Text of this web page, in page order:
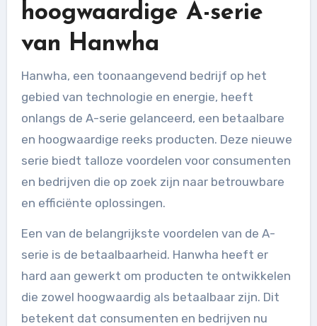
hoogwaardige A-serie
van Hanwha
Hanwha, een toonaangevend bedrijf op het
gebied van technologie en energie, heeft
onlangs de A-serie gelanceerd, een betaalbare
en hoogwaardige reeks producten. Deze nieuwe
serie biedt talloze voordelen voor consumenten
en bedrijven die op zoek zijn naar betrouwbare
en efficiënte oplossingen.
Een van de belangrijkste voordelen van de A-
serie is de betaalbaarheid. Hanwha heeft er
hard aan gewerkt om producten te ontwikkelen
die zowel hoogwaardig als betaalbaar zijn. Dit
betekent dat consumenten en bedrijven nu